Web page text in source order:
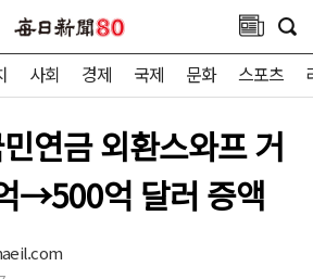
사회 경제 국제 문화 스포츠
연금 외환스와프 거
→500억 달러 증액